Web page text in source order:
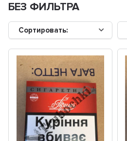
БЕЗ ФИЛЬТРА
Сортировать: